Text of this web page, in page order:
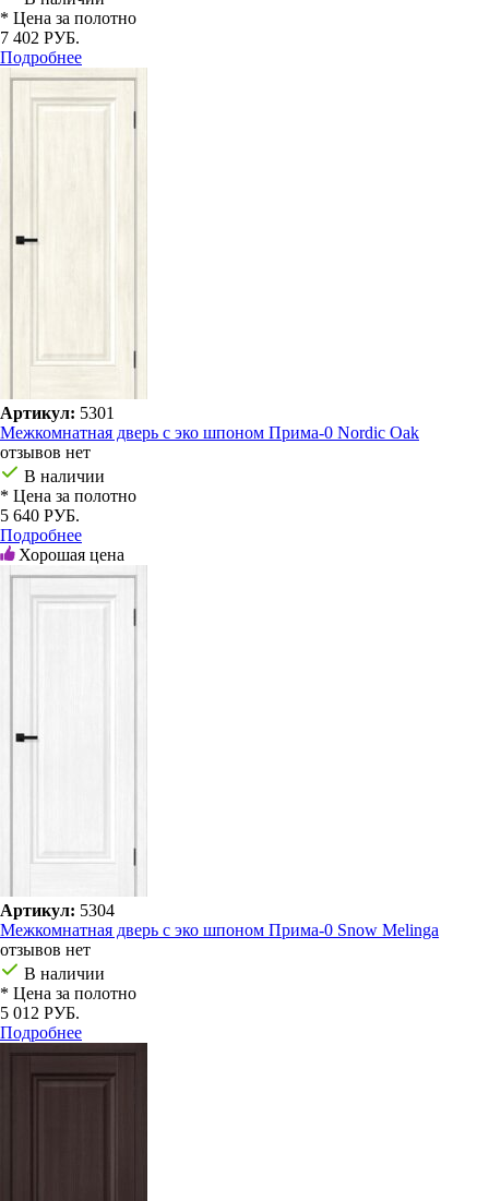
* Цена за полотно
7 402 РУБ.
Подробнее
Артикул: 5301
Межкомнатная дверь с эко шпоном Прима-0 Nordic Oak
отзывов нет
В наличии
* Цена за полотно
5 640 РУБ.
Подробнее
Хорошая цена
Артикул: 5304
Межкомнатная дверь с эко шпоном Прима-0 Snow Melinga
отзывов нет
В наличии
* Цена за полотно
5 012 РУБ.
Подробнее